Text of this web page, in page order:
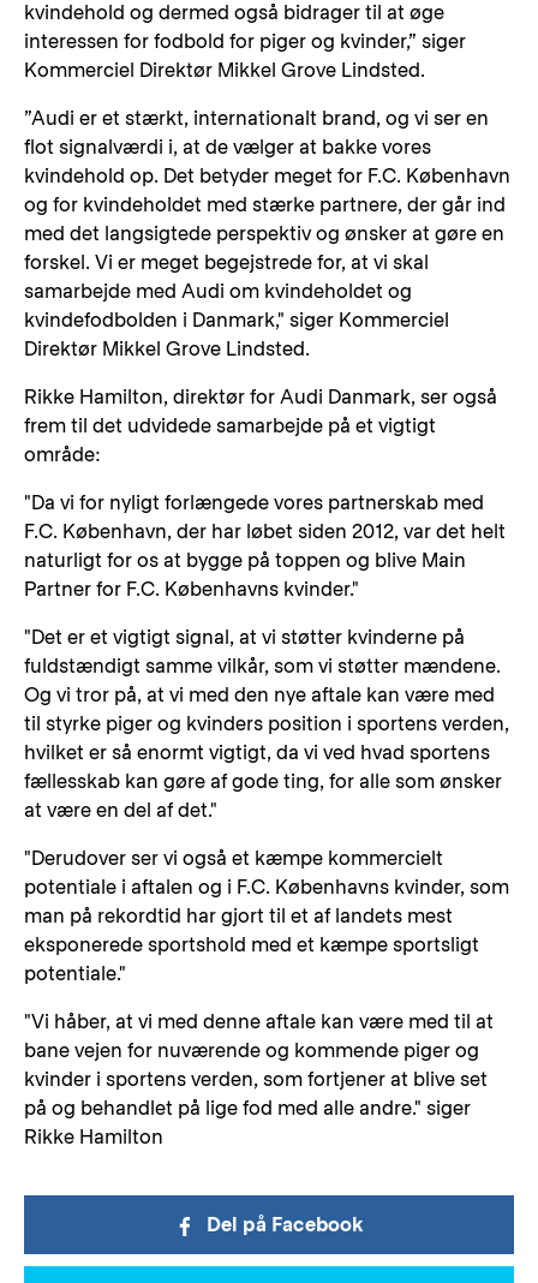
kvindehold og dermed også bidrager til at øge
interessen for fodbold for piger og kvinder,” siger
Kommerciel Direktør Mikkel Grove Lindsted.
”Audi er et stærkt, internationalt brand, og vi ser en
flot signalværdi i, at de vælger at bakke vores
kvindehold op. Det betyder meget for F.C. København
og for kvindeholdet med stærke partnere, der går ind
med det langsigtede perspektiv og ønsker at gøre en
forskel. Vi er meget begejstrede for, at vi skal
samarbejde med Audi om kvindeholdet og
kvindefodbolden i Danmark," siger Kommerciel
Direktør Mikkel Grove Lindsted.
Rikke Hamilton, direktør for Audi Danmark, ser også
frem til det udvidede samarbejde på et vigtigt
område:
"Da vi for nyligt forlængede vores partnerskab med
F.C. København, der har løbet siden 2012, var det helt
naturligt for os at bygge på toppen og blive Main
Partner for F.C. Københavns kvinder."
"Det er et vigtigt signal, at vi støtter kvinderne på
fuldstændigt samme vilkår, som vi støtter mændene.
Og vi tror på, at vi med den nye aftale kan være med
til styrke piger og kvinders position i sportens verden,
hvilket er så enormt vigtigt, da vi ved hvad sportens
fællesskab kan gøre af gode ting, for alle som ønsker
at være en del af det."
"Derudover ser vi også et kæmpe kommercielt
potentiale i aftalen og i F.C. Københavns kvinder, som
man på rekordtid har gjort til et af landets mest
eksponerede sportshold med et kæmpe sportsligt
potentiale."
"Vi håber, at vi med denne aftale kan være med til at
bane vejen for nuværende og kommende piger og
kvinder i sportens verden, som fortjener at blive set
på og behandlet på lige fod med alle andre." siger
Rikke Hamilton
Del på Facebook